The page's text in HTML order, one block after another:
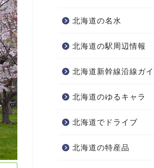
北海道の名水
北海道の駅周辺情報
北海道新幹線沿線ガ
北海道のゆるキャラ
北海道でドライブ
北海道の特産品